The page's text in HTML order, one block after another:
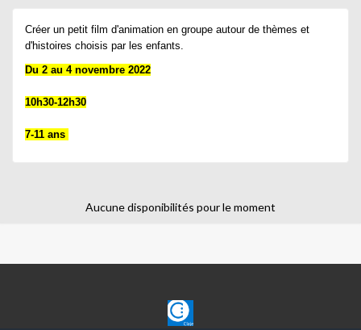
Créer un petit film d'animation en groupe autour de thèmes et
d'histoires choisis par les enfants.
7-11 ans
Aucune disponibilités pour le moment
CLAJE